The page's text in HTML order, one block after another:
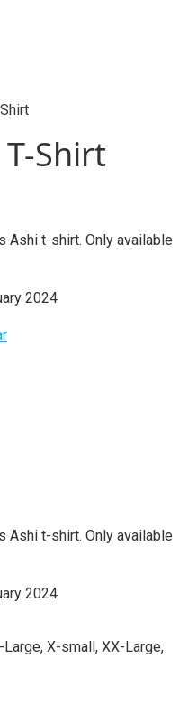
Shirt
Ashi t-shirt. Only available
2024
Ashi t-shirt. Only available
2024
X-small, XX-Large,